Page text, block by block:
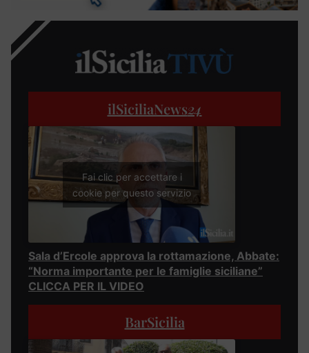
ilSiciliaNews24
Fai clic per accettare i
cookie per questo servizio
Sala d’Ercole approva la rottamazione, Abbate:
“Norma importante per le famiglie siciliane”
CLICCA PER IL VIDEO
BarSicilia